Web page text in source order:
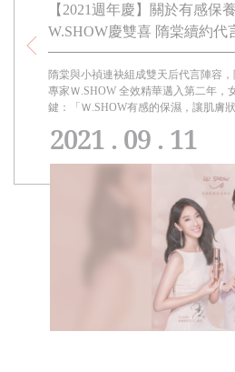
【2021週年慶】關於有感保
W.SHOW慶雙喜 隋棠續約代
三大明星組合買大送小 滿額
隋棠與小禎連袂組成雙天后代言陣容
專家Ｗ.SHOW 全效精華邁入第二年，
鍵：「Ｗ.SHOW有感的保濕，讓肌膚
2021 . 09 . 11